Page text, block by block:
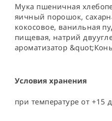
Мука пшеничная
яичный порошок,
кокосовое, ванильная
пищевая, натрий
ароматизатор
Условия хранения
при температуре от +15